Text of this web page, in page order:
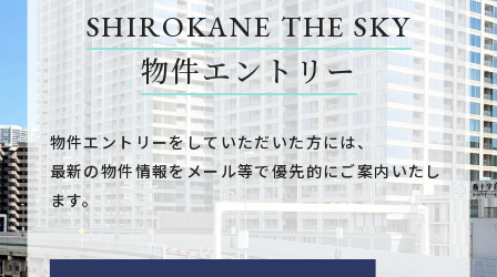
SHIROKANE THE SKY
物件エントリー
物件エントリーをしていただいた方には、
最新の物件情報をメール等で優先的にご案内いたし
ます。